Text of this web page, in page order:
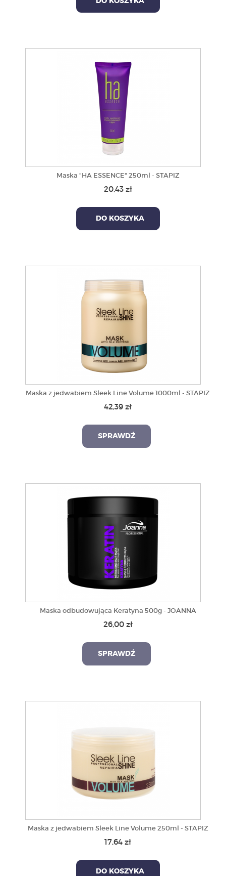
Maska "HA ESSENCE" 250ml - STAPIZ
20,43 zł
DO KOSZYKA
Maska z jedwabiem Sleek Line Volume 1000ml - STAPIZ
42,39 zł
SPRAWDŹ
Maska odbudowująca Keratyna 500g - JOANNA
26,00 zł
SPRAWDŹ
Maska z jedwabiem Sleek Line Volume 250ml - STAPIZ
17,64 zł
DO KOSZYKA